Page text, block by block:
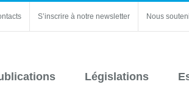
S’inscrire à notre newsletter Nous
Législations